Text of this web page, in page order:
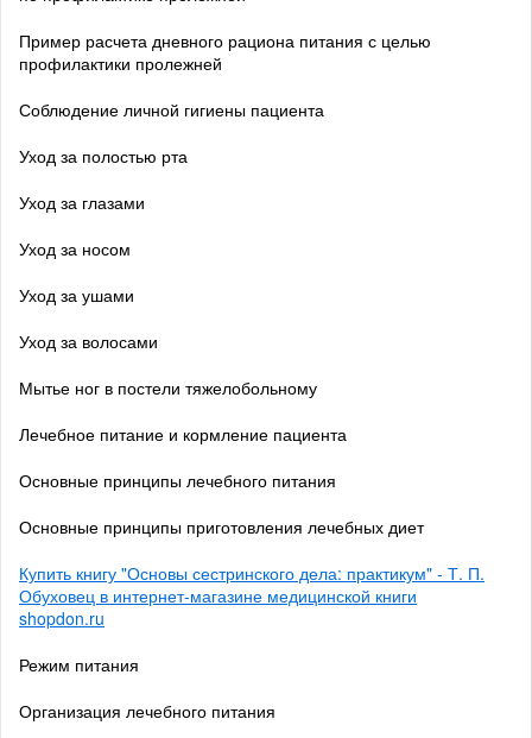
Пример расчета дневного рациона питания с целью
профилактики пролежней
Соблюдение личной гигиены пациента
Уход за полостью рта
Уход за глазами
Уход за носом
Уход за ушами
Уход за волосами
Мытье ног в постели тяжелобольному
Лечебное питание и кормление пациента
Основные принципы лечебного питания
Основные принципы приготовления лечебных диет
Купить книгу "Основы сестринского дела: практикум" - Т. П.
Обуховец в интернет-магазине медицинской книги
shopdon.ru
Режим питания
Организация лечебного питания